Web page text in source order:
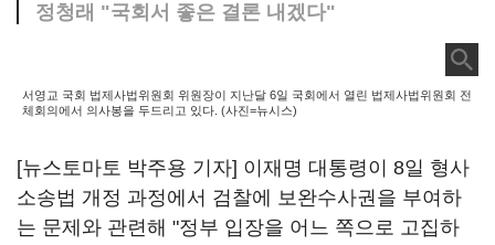
정청래 "국회서 좋은 결론 내겠다"
서영교 국회 법제사법위원회 위원장이 지난달 6일 국회에서 열린 법제사법위원회 전
체회의에서 의사봉을 두드리고 있다. (사진=뉴시스)
[뉴스토마토 박주용 기자] 이재명 대통령이 8일 형사
소송법 개정 과정에서 검찰에 보완수사권을 부여하
는 문제와 관련해 "정부 입장을 어느 쪽으로 고집하